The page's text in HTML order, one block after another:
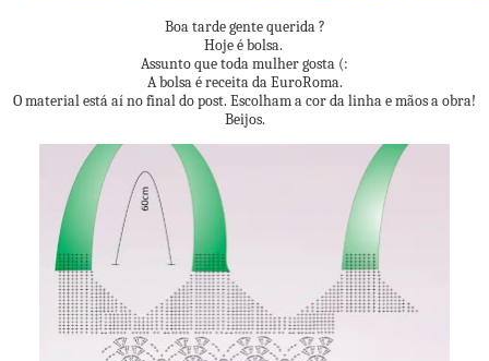
Boa tarde gente querida ?
Hoje é bolsa.
Assunto que toda mulher gosta (:
A bolsa é receita da EuroRoma.
O material está aí no final do post. Escolham a cor da linha e mãos a obra!
Beijos.